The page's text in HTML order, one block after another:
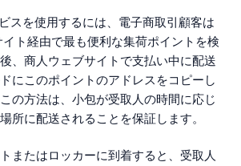
スを使用するには、電子商取引顧客は
ト経由で最も便利な集荷ポイントを検
、商人ウェブサイトで支払い中に配送
にこのポイントのアドレスをコピーし
の方法は、小包が受取人の時間に応じ
所に配送されることを保証します。
またはロッカーに到着すると、受取人